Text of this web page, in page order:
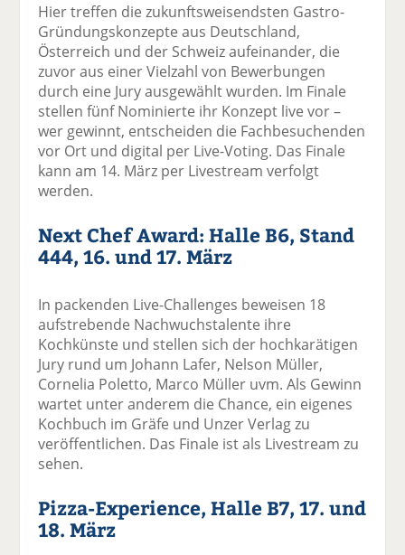
Hier treffen die zukunftsweisendsten Gastro-
Gründungskonzepte aus Deutschland,
Österreich und der Schweiz aufeinander, die
zuvor aus einer Vielzahl von Bewerbungen
durch eine Jury ausgewählt wurden. Im Finale
stellen fünf Nominierte ihr Konzept live vor –
wer gewinnt, entscheiden die Fachbesuchenden
vor Ort und digital per Live-Voting. Das Finale
kann am 14. März per Livestream verfolgt
werden.
Next Chef Award: Halle B6, Stand
444, 16. und 17. März
In packenden Live-Challenges beweisen 18
aufstrebende Nachwuchstalente ihre
Kochkünste und stellen sich der hochkarätigen
Jury rund um Johann Lafer, Nelson Müller,
Cornelia Poletto, Marco Müller uvm. Als Gewinn
wartet unter anderem die Chance, ein eigenes
Kochbuch im Gräfe und Unzer Verlag zu
veröffentlichen. Das Finale ist als Livestream zu
sehen.
Pizza-Experience, Halle B7, 17. und
18. März